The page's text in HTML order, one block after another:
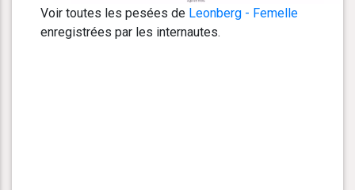
Voir toutes les pesées de Leonberg - Femelle
enregistrées par les internautes.